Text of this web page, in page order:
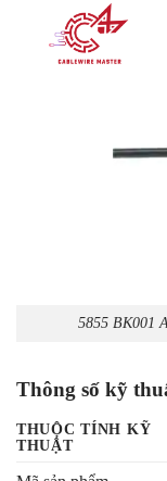
5855 BK001
Thông số kỹ
THUỘC TÍNH KỸ
THUẬT